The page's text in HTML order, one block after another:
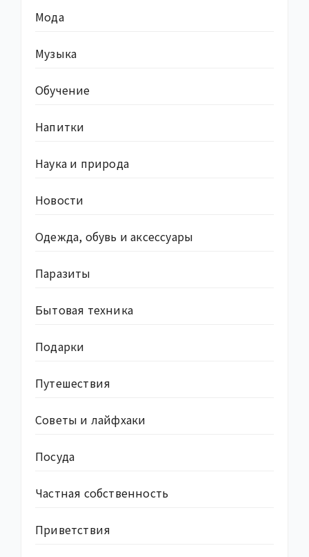
Мода
Музыка
Обучение
Напитки
Наука и природа
Новости
Одежда, обувь и аксессуары
Паразиты
Бытовая техника
Подарки
Путешествия
Советы и лайфхаки
Посуда
Частная собственность
Приветствия